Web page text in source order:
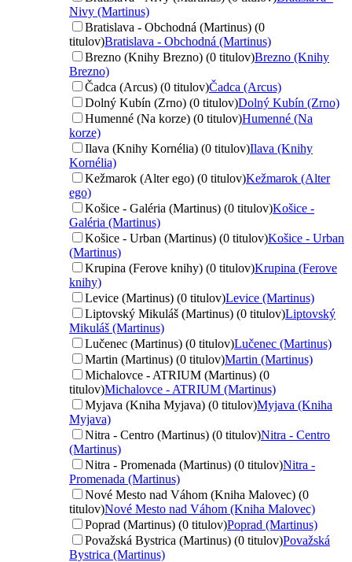
Nivy (Martinus)
Bratislava - Obchodná (Martinus) (0
titulov)Bratislava - Obchodná (Martinus)
Brezno (Knihy Brezno) (0 titulov)Brezno (Knihy
Brezno)
Čadca (Arcus) (0 titulov)Čadca (Arcus)
Dolný Kubín (Zrno) (0 titulov)Dolný Kubín (Zrno)
Humenné (Na korze) (0 titulov)Humenné (Na
korze)
Ilava (Knihy Kornélia) (0 titulov)Ilava (Knihy
Kornélia)
Kežmarok (Alter ego) (0 titulov)Kežmarok (Alter
ego)
Košice - Galéria (Martinus) (0 titulov)Košice -
Galéria (Martinus)
Košice - Urban (Martinus) (0 titulov)Košice - Urban
(Martinus)
Krupina (Ferove knihy) (0 titulov)Krupina (Ferove
knihy)
Levice (Martinus) (0 titulov)Levice (Martinus)
Liptovský Mikuláš (Martinus) (0 titulov)Liptovský
Mikuláš (Martinus)
Lučenec (Martinus) (0 titulov)Lučenec (Martinus)
Martin (Martinus) (0 titulov)Martin (Martinus)
Michalovce - ATRIUM (Martinus) (0
titulov)Michalovce - ATRIUM (Martinus)
Myjava (Kniha Myjava) (0 titulov)Myjava (Kniha
Myjava)
Nitra - Centro (Martinus) (0 titulov)Nitra - Centro
(Martinus)
Nitra - Promenada (Martinus) (0 titulov)Nitra -
Promenada (Martinus)
Nové Mesto nad Váhom (Kniha Malovec) (0
titulov)Nové Mesto nad Váhom (Kniha Malovec)
Poprad (Martinus) (0 titulov)Poprad (Martinus)
Považská Bystrica (Martinus) (0 titulov)Považská
Bystrica (Martinus)